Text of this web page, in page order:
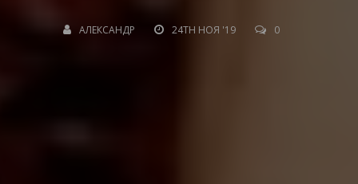
АЛЕКСАНДР 24TH НОЯ '19 0